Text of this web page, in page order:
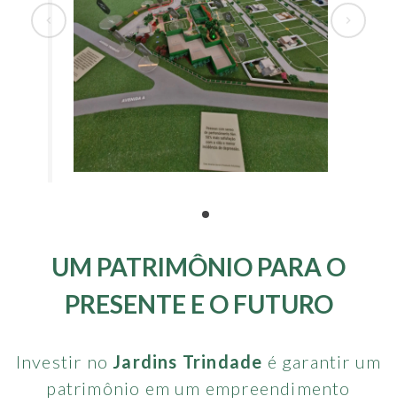
UM PATRIMÔNIO PARA O
PRESENTE E O FUTURO
Investir no Jardins Trindade é garantir um
patrimônio em um empreendimento